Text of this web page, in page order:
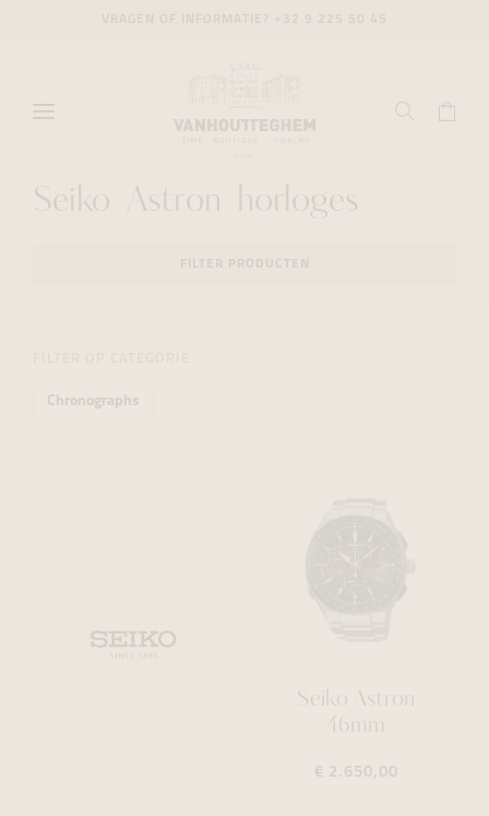
Seiko Astron horloges
Chronographs
Seiko Astron
46mm
€ 2.650,00